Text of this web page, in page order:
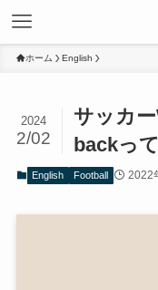
ホーム English
サッカ
backっ
2024
2/02
English Football 2022